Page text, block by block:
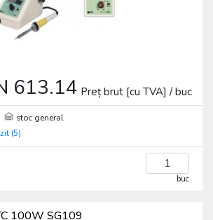
613.14 Preț brut [cu TVA] / buc
stoc general
(5)
buc
100W SG109